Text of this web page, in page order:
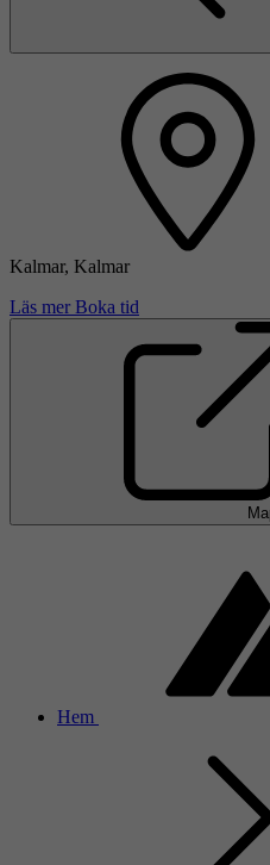
Kalmar, Kalmar
Läs mer Boka tid
Hem